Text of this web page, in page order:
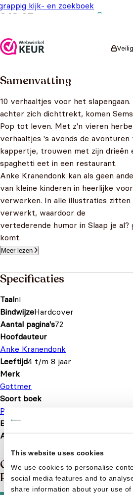
This website uses cookies
We use cookies to personalise
social media features and to
share information about your use
kijk- en zoekboek
18,95
Samenvatting
10 verhaaltjes voor het
achter zich dichttrekt, komen
Pop tot leven. Met z'n vieren
verhaaltjes 's avonds de avonturen
kappertje, trouwen met zijn drieën
spaghetti eet in een restaurant.
Anke Kranendonk kan als geen
van kleine kinderen in heerlijke
verwerken. In alle illustraties zitten
verwerkt, waardoor de
vertederende humor in Slaap je
komt.
Meer lezen
Specificaties
Taalnl
BindwijzeHardcover
Aantal pagina's72
Hoofdauteur
Anke Kranendonk
Leeftijd4 t/m 8 jaar
Merk
Gottmer
Soort boek
Prentenboek
EAN9789025771959
Afmetingen247 × 194 × 12 mm
Gerelateerde boeken in
Prentenboek